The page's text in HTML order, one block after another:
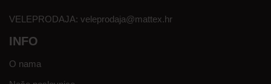
VELEPRODAJA: veleprodaja@mattex.hr
INFO
O nama